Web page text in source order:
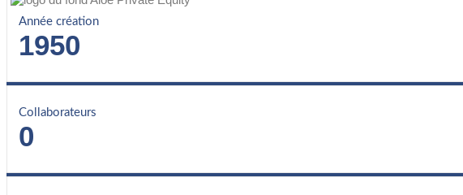
Année création
1950
Collaborateurs
0